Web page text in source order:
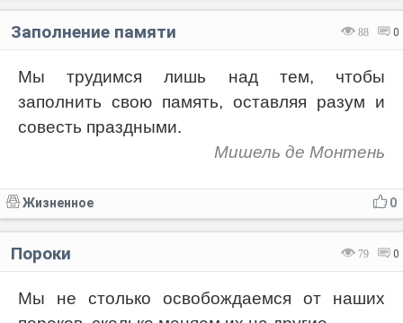
88 0
Заполнение памяти
Мы трудимся лишь над тем, чтобы
заполнить свою память, оставляя разум и
совесть праздными.
Мишель де Монтень
0
Жизненное
79 0
Пороки
Мы не столько освобождаемся от наших